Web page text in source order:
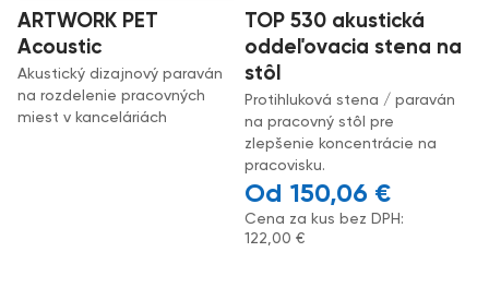
ARTWORK PET
Acoustic
Akustický dizajnový paraván
na rozdelenie pracovných
miest v kanceláriách
TOP 530 akustická
oddeľovacia stena na
stôl
Protihluková stena / paraván
na pracovný stôl pre
zlepšenie koncentrácie na
pracovisku.
150,06 €
Cena za kus bez DPH:
122,00 €